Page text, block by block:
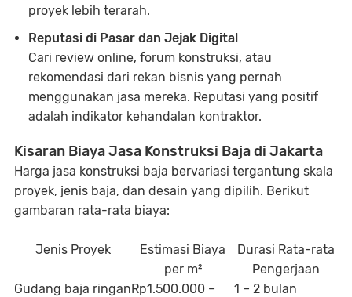
proyek lebih terarah.
Reputasi di Pasar dan Jejak Digital
Cari review online, forum konstruksi, atau
rekomendasi dari rekan bisnis yang pernah
menggunakan jasa mereka. Reputasi yang positif
adalah indikator kehandalan kontraktor.
Kisaran Biaya Jasa Konstruksi Baja di Jakarta
Harga jasa konstruksi baja bervariasi tergantung skala
proyek, jenis baja, dan desain yang dipilih. Berikut
gambaran rata-rata biaya:
Jenis Proyek
Estimasi Biaya
per m²
Durasi Rata-rata
Pengerjaan
Gudang baja ringanRp1.500.000 –
1 – 2 bulan